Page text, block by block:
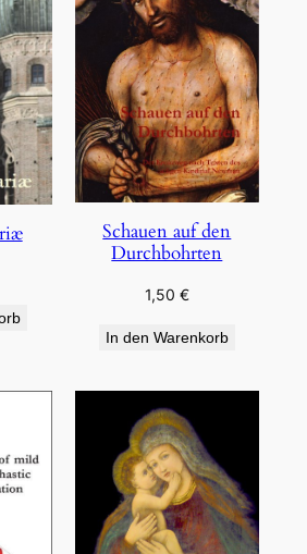
Schauen auf den
Durchbohrten
1,50 €
In den Warenkorb